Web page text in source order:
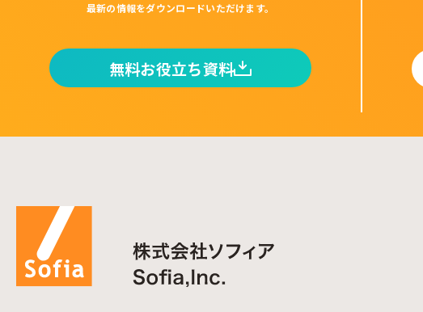
最新の情報をダウンロードいただけます。
無料お役立ち資料